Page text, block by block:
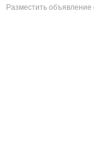
Разместить